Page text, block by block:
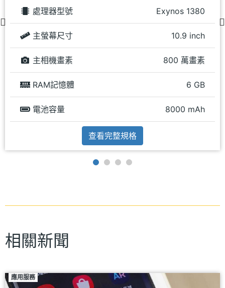
處理器型號 Exynos 1380
主螢幕尺寸 10.9 inch
主相機畫素 800 萬畫素
RAM記憶體 6 GB
電池容量 8000 mAh
查看完整規格
相關新聞
應用服務